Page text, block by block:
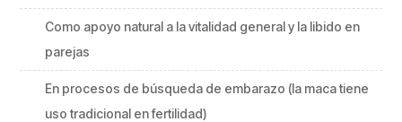
Como apoyo natural a la vitalidad general y la libido en
parejas
En procesos de búsqueda de embarazo (la maca tiene
uso tradicional en fertilidad)